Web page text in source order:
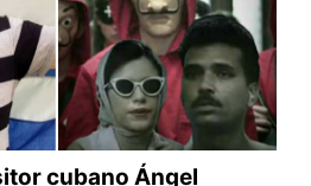
cubano Ángel